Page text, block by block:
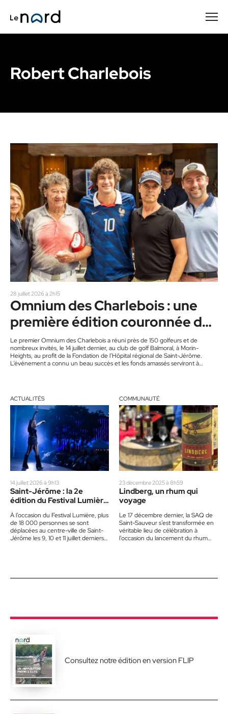
Robert Charlebois
28 juillet 2026 à 2h15
Omnium des Charlebois : une
première édition couronnée de
succès
Le premier Omnium des Charlebois a réuni près de 150 golfeurs et de
nombreux invités, le 14 juillet dernier, au club de golf Balmoral, à Morin-
Heights, au profit de la Fondation de l’Hôpital régional de Saint-Jérôme.
L’événement a connu un beau succès et les fonds amassés serviront à
ACTUALITÉS
14 juillet 2026 à 9h13
Saint-Jérôme : la 2e
édition du Festival Lumière
attire plus de 18 000
personnes
À l’occasion du Festival Lumière, plus
de 18 000 personnes se sont
déplacées au centre-ville de Saint-
Jérôme les 9, 10 et 11 juillet derniers.
COMMUNAUTÉ
23 décembre 2025 à 8h59
Lindberg, un rhum qui
voyage
Le 17 décembre dernier, la SAQ de
Saint-Sauveur s’est transformée en
véritable lieu de célébration à
l’occasion du lancement du rhum
Consultez notre édition en version FLIP